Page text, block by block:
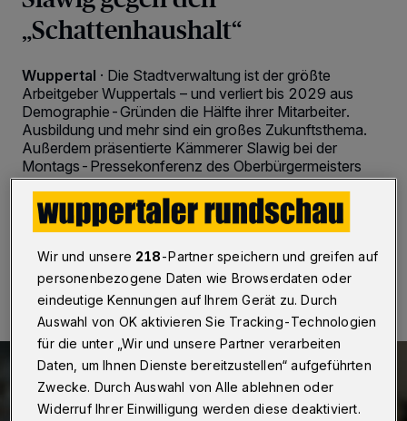
„Schattenhaushalt“
Wuppertal · Die Stadtverwaltung ist der größte
Arbeitgeber Wuppertals – und verliert bis 2029 aus
Demographie-Gründen die Hälfte ihrer Mitarbeiter.
Ausbildung und mehr sind ein großes Zukunftsthema.
Außerdem präsentierte Kämmerer Slawig bei der
Montags-Pressekonferenz des Oberbürgermeisters
eine Finanz-Bilanz „mit zwei Gesichtern“.
08.02.2021 , 19:00 Uhr 2 Minuten Lesezeit
Wir und unsere 218-Partner speichern und greifen auf
personenbezogene Daten wie Browserdaten oder
eindeutige Kennungen auf Ihrem Gerät zu. Durch
Auswahl von OK aktivieren Sie Tracking-Technologien
für die unter „Wir und unsere Partner verarbeiten
Daten, um Ihnen Dienste bereitzustellen“ aufgeführten
Zwecke. Durch Auswahl von Alle ablehnen oder
Widerruf Ihrer Einwilligung werden diese deaktiviert.